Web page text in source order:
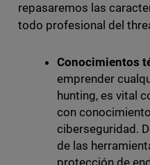
repasaremos las
todo profesional del
Conocimientos
emprender
hunting, es vital
con
ciberseguridad.
de las